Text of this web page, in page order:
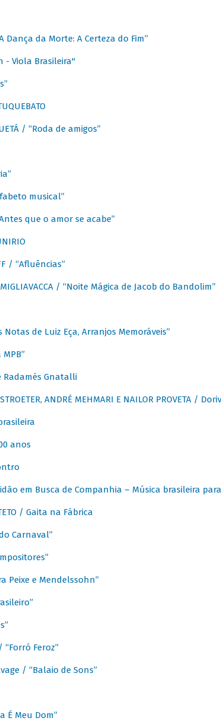
Dança da Morte: A Certeza do Fim”
- Viola Brasileira"
/ “Roda de amigos”
musical”
que o amor se acabe”
/ “Afluências”
MIGLIAVACCA / “Noite Mágica de Jacob do Bandolim”
Notas de Luiz Eça, Arranjos Memoráveis”
Radamés Gnatalli
ANDRÉ MEHMARI E NAILOR PROVETA /
anos
em Busca de Companhia – Música brasileira
/ Gaita na Fábrica
Carnaval”
Peixe e Mendelssohn”
Feroz”
/ “Balaio de Sons”
É Meu Dom”